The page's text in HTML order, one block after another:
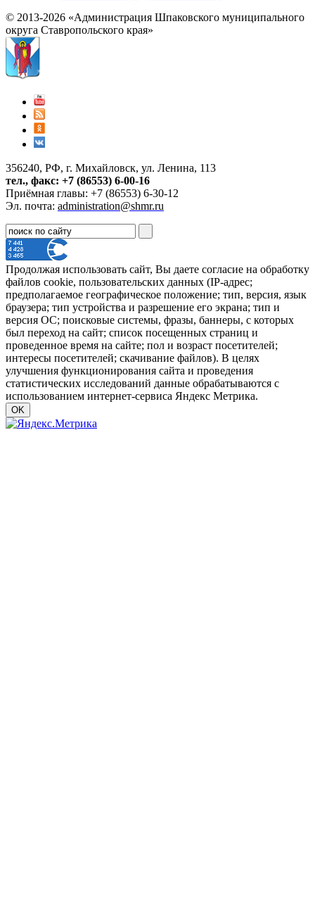
© 2013-2026 «Администрация Шпаковского муниципального
округа Ставропольского края»
356240, РФ, г. Михайловск, ул. Ленина, 113
тел., факс: +7 (86553) 6-00-16
Приёмная главы: +7 (86553) 6-30-12
Эл. почта: administration@shmr.ru
Продолжая использовать сайт, Вы даете согласие на обработку
файлов cookie, пользовательских данных (IP-адрес;
предполагаемое географическое положение; тип, версия, язык
браузера; тип устройства и разрешение его экрана; тип и
версия ОС; поисковые системы, фразы, баннеры, с которых
был переход на сайт; список посещенных страниц и
проведенное время на сайте; пол и возраст посетителей;
интересы посетителей; скачивание файлов). В целях
улучшения функционирования сайта и проведения
статистических исследований данные обрабатываются с
использованием интернет-сервиса Яндекс Метрика.
OK